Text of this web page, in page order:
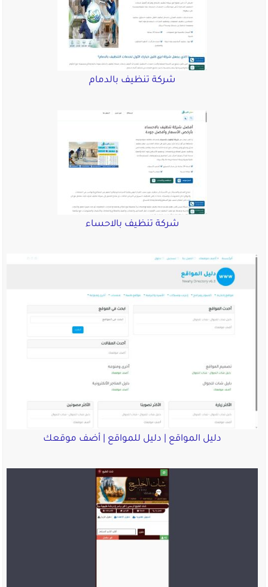
شركة تنظيف بالدمام
شركة تنظيف بالاحساء
دليل المواقع | دليل للمواقع | أضف موقعك